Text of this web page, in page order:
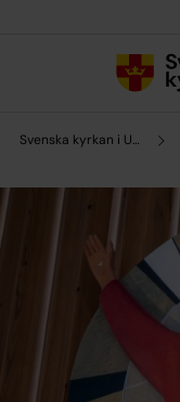
Svenska kyrkan i Uddevalla